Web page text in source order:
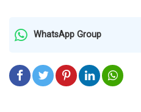
WhatsApp Group